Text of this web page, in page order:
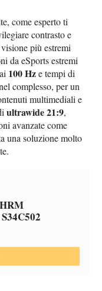
come esperto ti
contrasto e
più estremi
da eSports estremi
100 Hze tempi di
complesso, per un
multimediali e
ultrawide 21:9,
avanzate come
una soluzione molto